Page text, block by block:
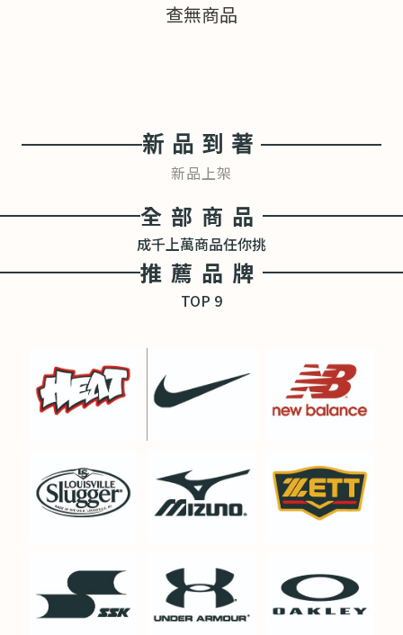
查無商品
新品到著
新品上架
全部商品
成千上萬商品任你挑
推薦品牌
TOP 9